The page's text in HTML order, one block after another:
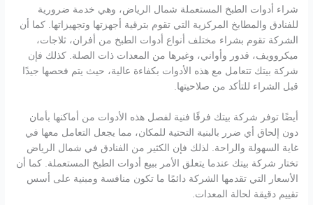
شراء أدوات الطبخ المستعملة شمال الرياض، وهي خدمة ضرورية
للفنادق والمطابخ المركزية التي تقوم بترقية أجهزتها وتجهيزاتها. كما أن
الشركة تقوم بشراء مختلف أنواع أدوات الطبخ من أفران، ثلاجات،
ميكروويف، قدور وأواني، وغيرها من المعدات ذات الصلة. كذلك فإن
شركة بيتك تتعامل مع هذه الأدوات بكفاءة عالية، حيث يتم فحصها جيدًا
قبل الشراء للتأكد من صلاحيتها.
أيضًا توفر شركة بيتك فرقًا فنية لفصل هذه الأدوات من أماكنها بأمان
دون إلحاق أي ضرر بالبنية التحتية للمكان، مما يجعل التعامل معها في
غاية السهولة والراحة. لذلك فإن الكثير من الفنادق في شمال الرياض
تختار شركة بيتك عندما يتعلق الأمر ببيع أدوات الطبخ المستعملة. كما أن
الأسعار التي تقدمها الشركة دائمًا ما تكون منافسة ومبنية على أسس
تقييم دقيقة لحالة المعدات.